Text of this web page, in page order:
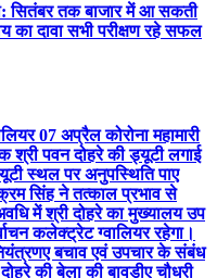
सितंबर तक बाजार में आ सकती
का दावा सभी परीक्षण रहे सफल
07 अप्रैल कोरोना महामारी
श्री पवन दोहरे की ड्यूटी लगाई
स्थल पर अनुपस्थिति पाए
सिंह ने तत्काल प्रभाव से
में श्री दोहरे का मुख्यालय उप
कलेक्ट्रेट ग्वालियर रहेगा।
बचाव एवं उपचार के संबंध
की बेला की बावड़ीए चौधरी